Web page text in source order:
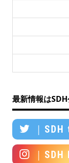
最新情報はSDH
｜
｜